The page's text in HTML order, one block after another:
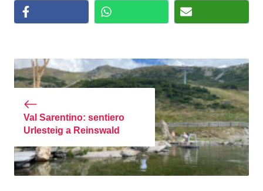
Val Sarentino: sentiero
Urlesteig a Reinswald